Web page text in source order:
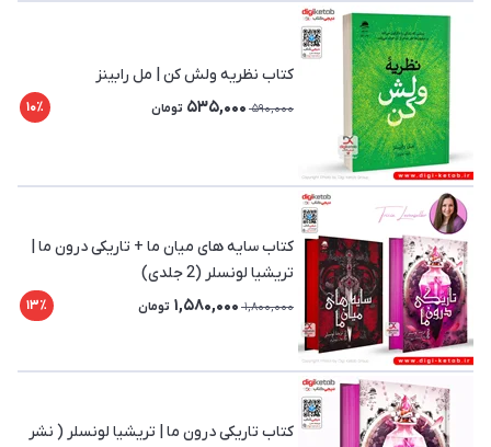
کتاب نظریه ولش کن | مل رابینز
590,000
535,000 تومان 10٪
کتاب سایه های میان ما + تاریکی درون ما |
تریشیا لونسلر (2 جلدی)
1,800,000
1,580,000 تومان 13٪
کتاب تاریکی درون ما | تریشیا لونسلر ( نشر